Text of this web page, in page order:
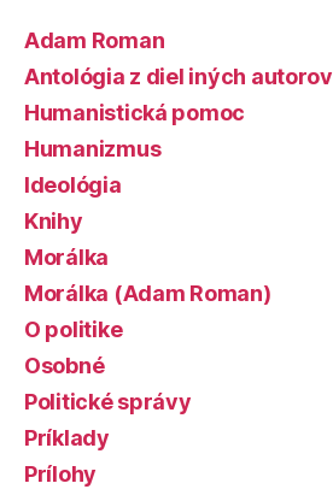
Adam Roman
Antológia z diel iných autorov
Humanistická pomoc
Humanizmus
Ideológia
Knihy
Morálka
Morálka (Adam Roman)
O politike
Osobné
Politické správy
Príklady
Prílohy